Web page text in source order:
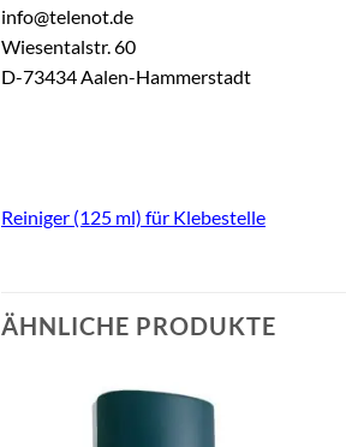
info@telenot.de
Wiesentalstr. 60
D-73434 Aalen-Hammerstadt
Reiniger (125 ml) für Klebestelle
ÄHNLICHE PRODUKTE